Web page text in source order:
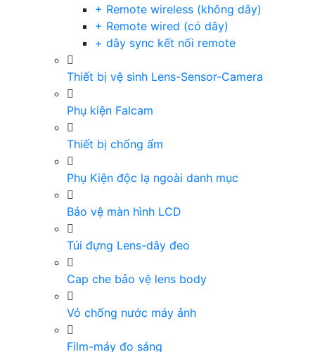
+ Remote wireless (không dây)
+ Remote wired (có dây)
+ dây sync kết nối remote
Thiết bị vệ sinh Lens-Sensor-Camera
Phụ kiện Falcam
Thiết bị chống ẩm
Phụ Kiện độc lạ ngoài danh mục
Bảo vệ màn hình LCD
Túi đựng Lens-dây đeo
Cap che bảo vệ lens body
Vỏ chống nước máy ảnh
Film-máy đo sáng